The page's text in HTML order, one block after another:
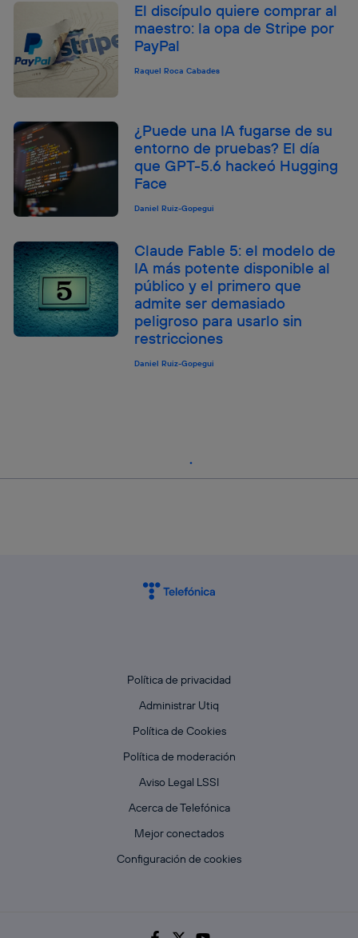
El discípulo quiere comprar al
maestro: la opa de Stripe por
PayPal
Raquel Roca Cabades
¿Puede una IA fugarse de su
entorno de pruebas? El día
que GPT-5.6 hackeó Hugging
Face
Daniel Ruiz-Gopegui
Claude Fable 5: el modelo de
IA más potente disponible al
público y el primero que
admite ser demasiado
peligroso para usarlo sin
restricciones
Daniel Ruiz-Gopegui
Política de privacidad
Administrar Utiq
Política de Cookies
Política de moderación
Aviso Legal LSSI
Acerca de Telefónica
Mejor conectados
Configuración de cookies